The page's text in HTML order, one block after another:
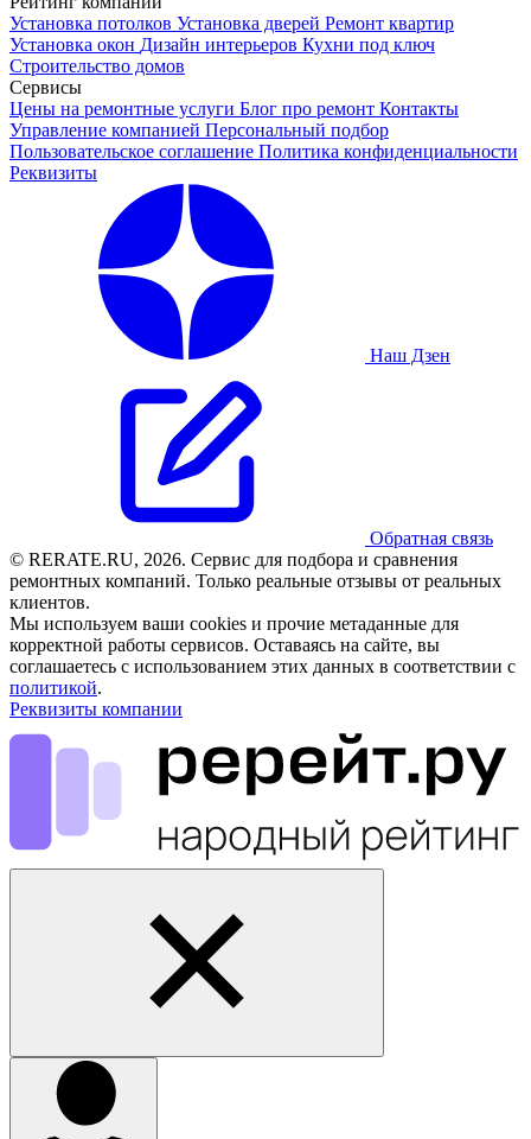
Установка потолков Установка дверей Ремонт квартир
Установка окон Дизайн интерьеров Кухни под ключ
Строительство домов
Сервисы
Цены на ремонтные услуги Блог про ремонт Контакты
Управление компанией Персональный подбор
Пользовательское соглашение Политика конфиденциальности
Реквизиты
Наш Дзен
Обратная связь
© RERATE.RU, 2026. Сервис для подбора и сравнения
ремонтных компаний. Только реальные отзывы от реальных
клиентов.
Мы используем ваши cookies и прочие метаданные для
корректной работы сервисов. Оставаясь на сайте, вы
соглашаетесь с использованием этих данных в соответствии с
политикой.
Реквизиты компании